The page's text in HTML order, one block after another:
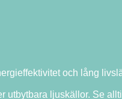
och lång
utbytbara ljuskällor. Se